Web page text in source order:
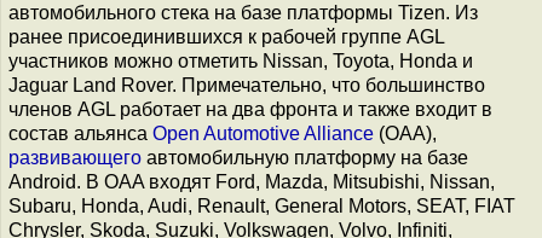
автомобильного стека на базе платформы Tizen. Из
ранее присоединившихся к рабочей группе AGL
участников можно отметить Nissan, Toyota, Honda и
Jaguar Land Rover. Примечательно, что большинство
членов AGL работает на два фронта и также входит в
состав альянса Open Automotive Alliance (OAA),
развивающего автомобильную платформу на базе
Android. В OAA входят Ford, Mazda, Mitsubishi, Nissan,
Subaru, Honda, Audi, Renault, General Motors, SEAT, FIAT
Chrysler, Skoda, Suzuki, Volkswagen, Volvo, Infiniti,